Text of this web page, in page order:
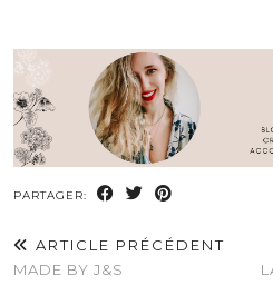
PARTAGER:
ARTICLE PRÉCÉDENT
MADE BY J&S